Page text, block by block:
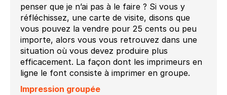
penser que je n’ai pas à le faire ? Si vous y
réfléchissez, une carte de visite, disons que
vous pouvez la vendre pour 25 cents ou peu
importe, alors vous vous retrouvez dans une
situation où vous devez produire plus
efficacement. La façon dont les imprimeurs en
ligne le font consiste à imprimer en groupe.
Impression groupée